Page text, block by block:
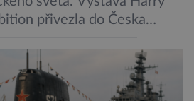
přivezla do Česka
chýši i učebny, ve
kouzla na vlastní kůži.
starosti přede dveřmi.